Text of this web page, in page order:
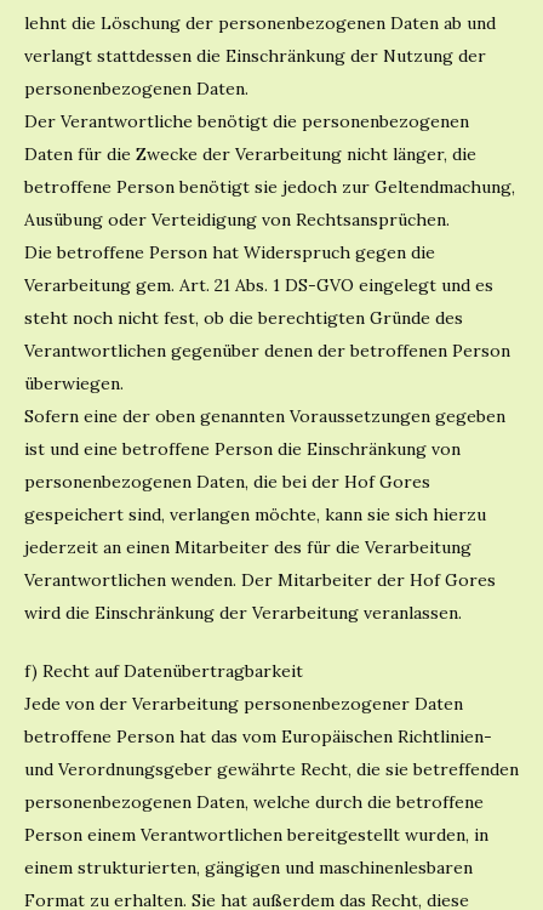
lehnt die Löschung der personenbezogenen Daten ab und
verlangt stattdessen die Einschränkung der Nutzung der
personenbezogenen Daten.
Der Verantwortliche benötigt die personenbezogenen
Daten für die Zwecke der Verarbeitung nicht länger, die
betroffene Person benötigt sie jedoch zur Geltendmachung,
Ausübung oder Verteidigung von Rechtsansprüchen.
Die betroffene Person hat Widerspruch gegen die
Verarbeitung gem. Art. 21 Abs. 1 DS-GVO eingelegt und es
steht noch nicht fest, ob die berechtigten Gründe des
Verantwortlichen gegenüber denen der betroffenen Person
überwiegen.
Sofern eine der oben genannten Voraussetzungen gegeben
ist und eine betroffene Person die Einschränkung von
personenbezogenen Daten, die bei der Hof Gores
gespeichert sind, verlangen möchte, kann sie sich hierzu
jederzeit an einen Mitarbeiter des für die Verarbeitung
Verantwortlichen wenden. Der Mitarbeiter der Hof Gores
wird die Einschränkung der Verarbeitung veranlassen.
f) Recht auf Datenübertragbarkeit
Jede von der Verarbeitung personenbezogener Daten
betroffene Person hat das vom Europäischen Richtlinien-
und Verordnungsgeber gewährte Recht, die sie betreffenden
personenbezogenen Daten, welche durch die betroffene
Person einem Verantwortlichen bereitgestellt wurden, in
einem strukturierten, gängigen und maschinenlesbaren
Format zu erhalten. Sie hat außerdem das Recht, diese